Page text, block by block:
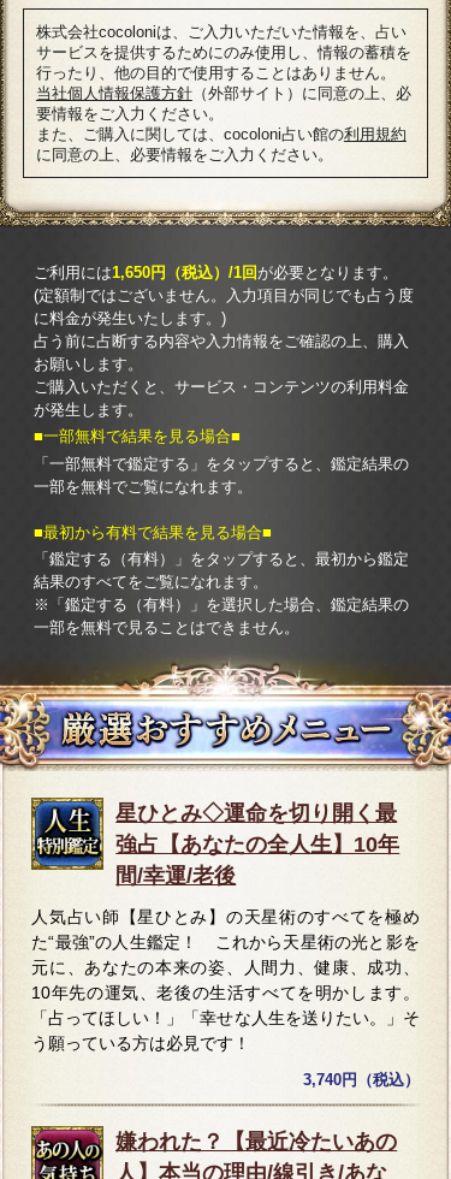
株式会社cocoloniは、ご入力いただいた情報を、占い
サービスを提供するためにのみ使用し、情報の蓄積を
行ったり、他の目的で使用することはありません。
当社個人情報保護方針（外部サイト）に同意の上、必
要情報をご入力ください。
また、ご購入に関しては、cocoloni占い館の利用規約
に同意の上、必要情報をご入力ください。
ご利用には1,650円（税込）/1回が必要となります。
(定額制ではございません。入力項目が同じでも占う度
に料金が発生いたします。)
占う前に占断する内容や入力情報をご確認の上、購入
お願いします。
ご購入いただくと、サービス・コンテンツの利用料金
が発生します。
■一部無料で結果を見る場合■
「一部無料で鑑定する」を タップすると、鑑定結果の
一部を無料でご覧になれます。
■最初から有料で結果を見る場合■
「鑑定する（有料）」を タップすると、最初から鑑定
結果のすべてをご覧になれます。
※「鑑定する（有料）」を選択した場合、鑑定結果の
一部を無料で見ることはできません。
星ひとみ◇運命を切り開く最
強占【あなたの全人生】10年
間/幸運/老後
人気占い師【星ひとみ】の天星術のすべてを極め
た“最強”の人生鑑定！ これから天星術の光と影を
元に、あなたの本来の姿、人間力、健康、成功、
10年先の運気、老後の生活すべてを明かします。
「占ってほしい！」「幸せな人生を送りたい。」そ
う願っている方は必見です！
3,740円（税込）
嫌われた？【最近冷たいあの
人】本当の理由/線引き/あな